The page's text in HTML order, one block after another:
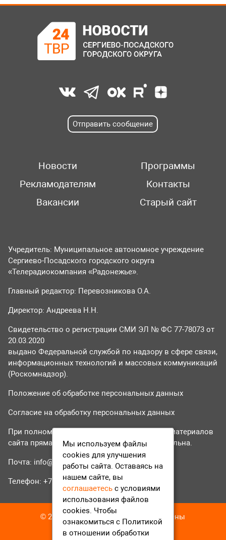
Отправить сообщение
Новости
Программы
Рекламодателям
Контакты
Вакансии
Старый сайт
Учредитель: Муниципальное автономное учреждение
Сергиево-Посадского городского округа
«Телерадиокомпания «Радонежье».
Главный редактор: Перевозникова О.А.
Директор: Андреева Н.Н.
Свидетельство о регистрации СМИ ЭЛ № ФС 77-78073 от
20.03.2020
выдано Федеральной службой по надзору в сфере связи,
информационных технологий и массовых коммуникаций
(Роскомнадзор).
Положение об обработке персональных данных
Согласие на обработку персональных данных
При полном или частичном использовании материалов
сайта прямая гиперссылка на tvr24.tv обязательна.
Почта: info@tvr24.tv
Телефон: +7 (496) 551-04-95
© 2016-2023 ТВР24 Все права защищены
Мы используем файлы
cookies для улучшения
работы сайта. Оставаясь на
нашем сайте, вы
соглашаетесь с условиями
использования файлов
cookies. Чтобы
ознакомиться с Политикой
в отношении обработки